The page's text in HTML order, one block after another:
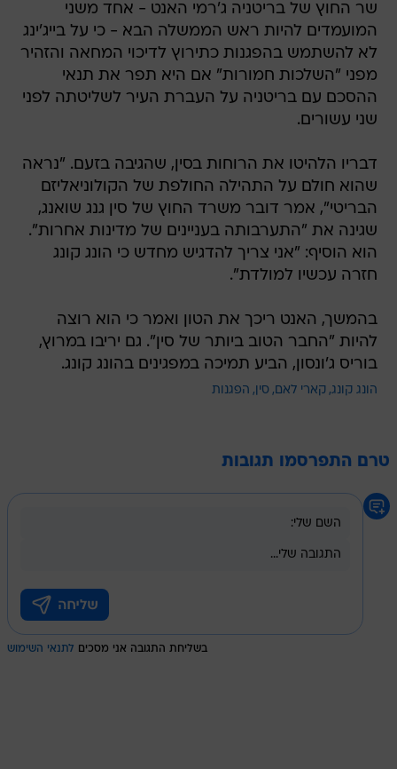
שר החוץ של בריטניה ג'רמי האנט - אחד משני
המועמדים להיות ראש הממשלה הבא - כי על בייג'ינג
לא להשתמש בהפגנות כתירוץ לדיכוי המחאה והזהיר
מפני "השלכות חמורות" אם היא תפר את תנאי
ההסכם עם בריטניה על העברת העיר לשליטתה לפני
שני עשורים.
דבריו הלהיטו את הרוחות בסין, שהגיבה בזעם. "נראה
שהוא חולם על התהילה החולפת של הקולוניאליזם
הבריטי", אמר דובר משרד החוץ של סין גנג שואנג,
שגינה את "התערבותה בעניינים של מדינות אחרות".
הוא הוסיף: "אני צריך להדגיש מחדש כי הונג קונג
חזרה עכשיו למולדת".
בהמשך, האנט ריכך את הטון ואמר כי הוא רוצה
להיות "החבר הטוב ביותר של סין". גם יריבו במרוץ,
בוריס ג'ונסון, הביע תמיכה במפגינים בהונג קונג.
הונג קונג קארי לאם סין הפגנות
טרם התפרסמו תגובות
בשליחת התגובה אני מסכים לתנאי השימוש